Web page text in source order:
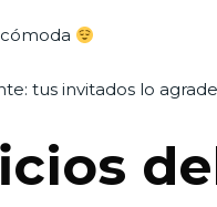
tus invitados lo